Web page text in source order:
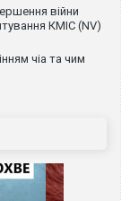
війни
КМІС (NV)
чіа та чим